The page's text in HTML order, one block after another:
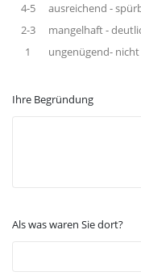
4-5
ausreichend -
2-3
mangelhaft -
1
ungenügend-
Ihre Begründung
Als was waren Sie dort?